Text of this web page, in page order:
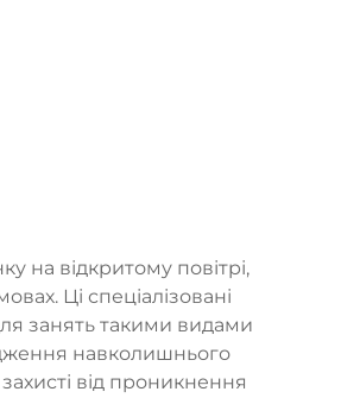
на відкритому повітрі,
Ці спеціалізовані
занять такими видами
навколишнього
від проникнення